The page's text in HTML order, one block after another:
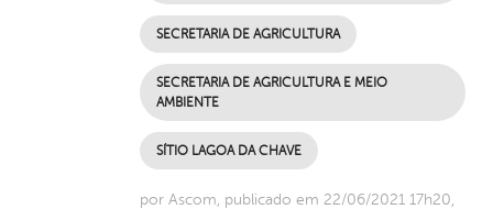
SECRETARIA DE AGRICULTURA
SECRETARIA DE AGRICULTURA E MEIO
AMBIENTE
SÍTIO LAGOA DA CHAVE
por Ascom, publicado em 22/06/2021 17h20,